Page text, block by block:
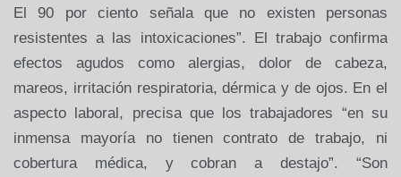
El 90 por ciento señala que no existen
personas
resistentes a las intoxicaciones”. El trabajo confirma
efectos agudos como alergias, dolor de cabeza,
mareos, irritación respiratoria, dérmica y de ojos. En el
aspecto laboral, precisa que los trabajadores “en su
inmensa mayoría no tienen contrato de trabajo, ni
cobertura médica, y cobran a destajo”. “Son